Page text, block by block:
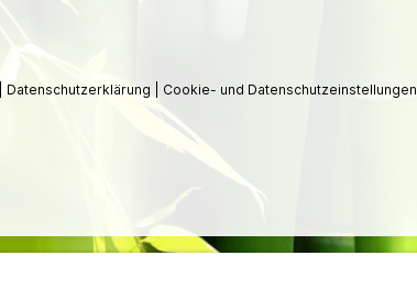
Datenschutzerklärung Cookie- und Datenschutzeinstellungen